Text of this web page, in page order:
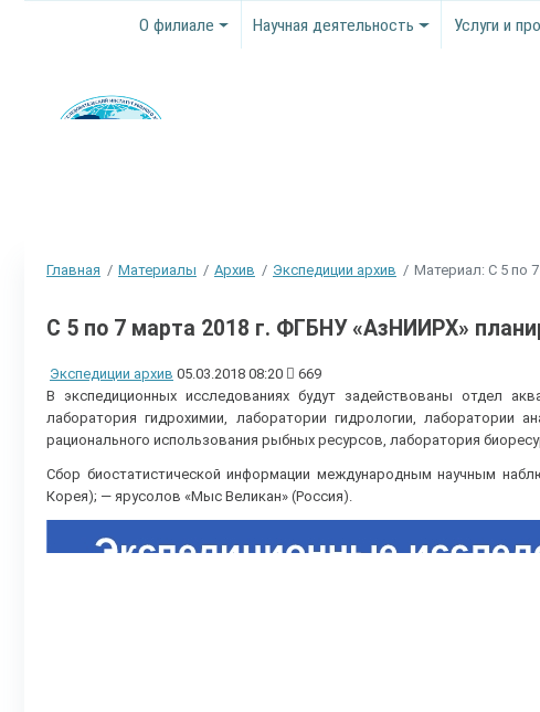
О филиале Научная деятельность Услуги и
Главная Материалы Архив Экспедиции архив Материал: С 5 по
С 5 по 7 марта 2018 г. ФГБНУ «АзНИИРХ»
Экспедиции архив 05.03.2018 08:20
669
В экспедиционных исследованиях будут задействованы отдел
лаборатория гидрохимии, лаборатории гидрологии, лаборатории
рационального использования рыбных ресурсов, лаборатория
Сбор биостатистической информации международным научным
Корея); — ярусолов «Мыс Великан» (Россия).